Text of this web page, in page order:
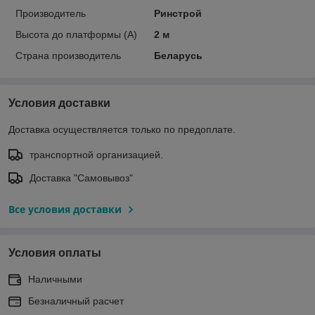
Производитель
Ринстрой
Высота до платформы (А)
2 м
Страна производитель
Беларусь
Условия доставки
Доставка осуществляется только по предоплате.
транспортной организацией.
Доставка "Самовывоз"
Все условия доставки
Условия оплаты
Наличными
Безналичный расчет